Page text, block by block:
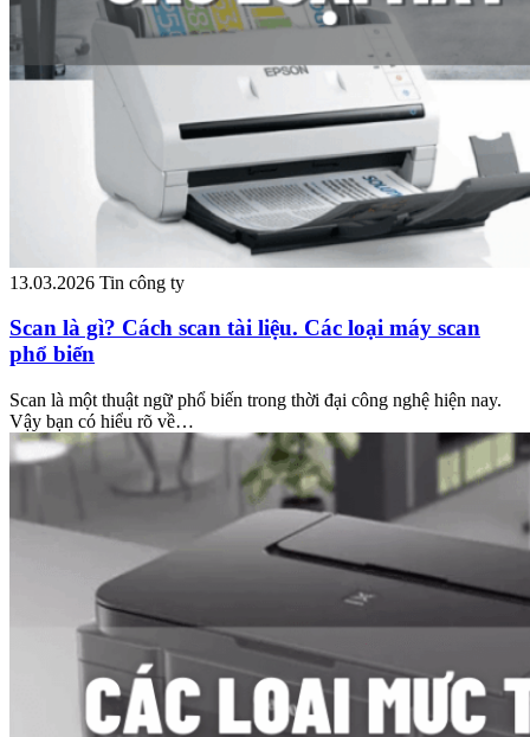
13.03.2026 Tin công ty
Scan là gì? Cách scan tài liệu. Các loại máy scan
phổ biến
Scan là một thuật ngữ phổ biến trong thời đại công nghệ hiện nay.
Vậy bạn có hiểu rõ về…